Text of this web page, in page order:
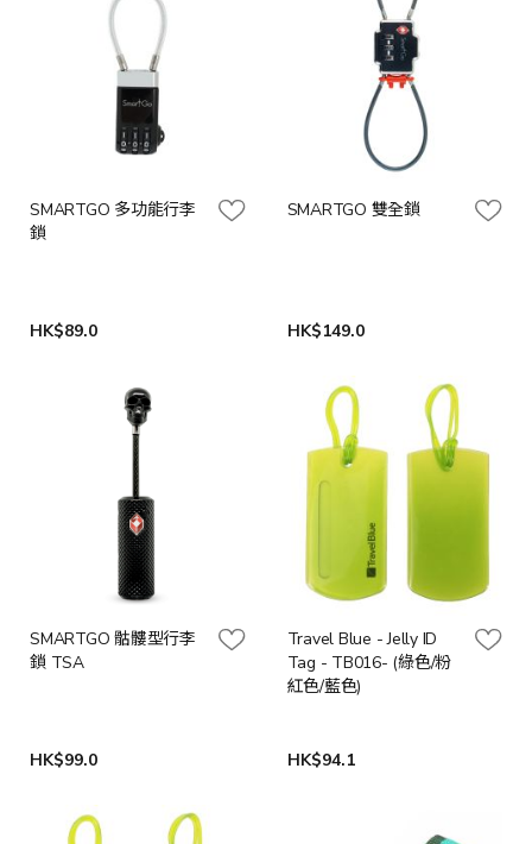
SMARTGO 多功能行李
鎖
HK$89.0
SMARTGO 雙全鎖
HK$149.0
SMARTGO 骷髏型行李
鎖 TSA
HK$99.0
Travel Blue - Jelly ID
Tag - TB016- (綠色/粉
紅色/藍色)
HK$94.1